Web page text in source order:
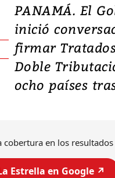
PANAMÁ. El
inició
firmar
Doble
ocho países
cobertura en los
Estrella en Google ↗️
Video,
deja
daños